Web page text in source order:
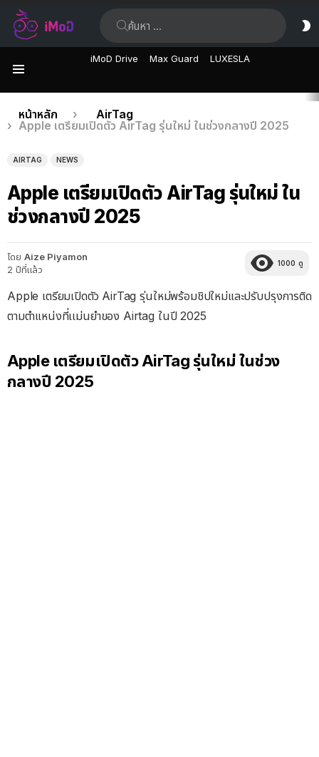
iMoD Drive Max Guard LUXESLA
เรื่อง
ล่าสุด
คุณอยู่ที่นี่:
หน้าหลัก
AirTag
Apple เตรียมเปิดตัว AirTag รุ่นใหม่ ในช่วงกลางปี 2025
AIRTAG NEWS
Apple เตรียมเปิดตัว AirTag รุ่นใหม่ ใน
ช่วงกลางปี 2025
โดย Aize Piyamon
2 ปีที่แล้ว
1000 ดู
Apple เตรียมเปิดตัว AirTag รุ่นใหม่พร้อมชิปใหม่และปรับปรุงการติด
ตามตําแหน่งที่เเม่นยำของ Airtag ในปี 2025
Apple เตรียมเปิดตัว AirTag รุ่นใหม่ ในช่วง
กลางปี 2025